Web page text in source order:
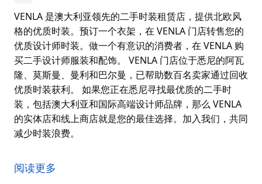
VENLA 是澳大利亚领先的二手时装租赁店，提供北欧风
格的优质时装。预订一个衣架，在 VENLA 门店转售您的
优质设计师时装。做一个有意识的消费者，在 VENLA 购
买二手设计师服装和配饰。 VENLA 门店位于悉尼的阿瓦
隆、莫斯曼、曼利和巴尔曼，已帮助数百名卖家通过回收
优质时装获利。 如果您正在悉尼寻找最优质的二手时
装，包括澳大利亚和国际高端设计师品牌，那么 VENLA
的实体店和线上商店就是您的最佳选择。加入我们，共同
减少时装浪费。
格的优质时装。预订一个衣架，在 VENLA 门店转售您的
优质设计师时装。做一个有意识的消费者，在 VENLA 购
阅读更多